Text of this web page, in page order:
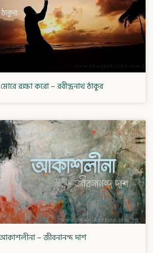
রক্ষা করো – রবীন্দ্রনাথ ঠাকুর
– জীবনানন্দ দাশ